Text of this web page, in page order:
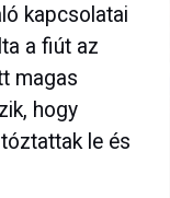
kapcsolatai
a fiút az
magas
hogy
le és